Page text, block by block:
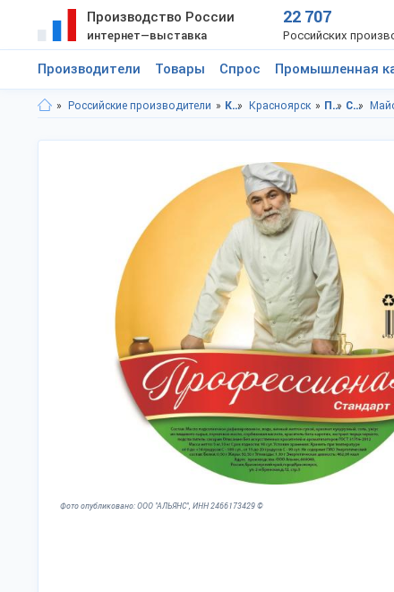
Производство России
интернет—выставка
22 707
Российских
Производители Товары Спрос Промышленная
Российские производители Красноярский край Красноярск Продукты питания Соусы
Фото опубликовано: ООО "АЛЬЯНС", ИНН 2466173429 ©